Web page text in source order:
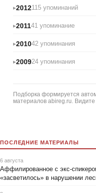
2012115 упоминаний
201141 упоминание
201042 упоминания
200924 упоминания
Подборка формируется
материалов abireg.ru.
ПОСЛЕДНИЕ МАТЕРИАЛЫ
6 августа
Аффилированное с экс-
«засветилось» в нарушении